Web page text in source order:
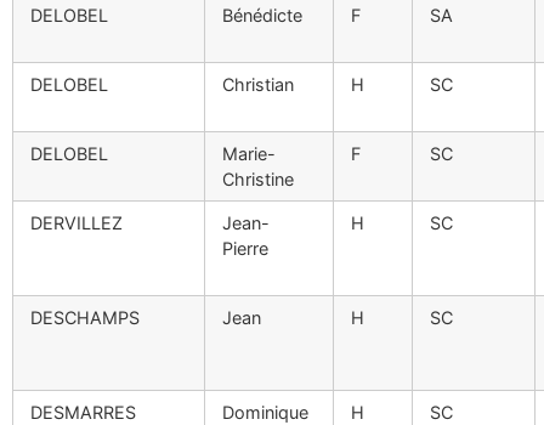
DELOBEL Bénédicte F SA
DELOBEL Christian H SC
DELOBEL
Marie-
Christine
F SC
DERVILLEZ
Jean-
Pierre
H SC
DESCHAMPS Jean H SC
DESMARRES Dominique H SC